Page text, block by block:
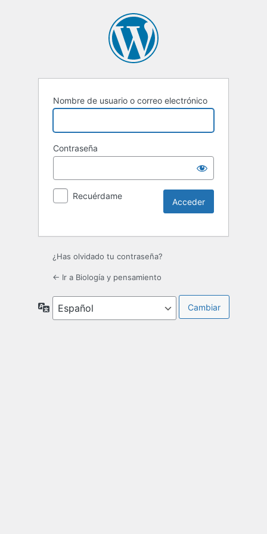
Nombre de usuario o correo electrónico
Contraseña
Recuérdame
¿Has olvidado tu contraseña?
← Ir a Biología y pensamiento
Idioma